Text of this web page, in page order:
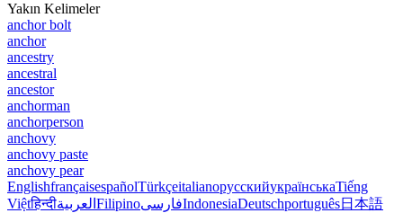
Yakın Kelimeler
anchor bolt
anchor
ancestry
ancestral
ancestor
anchorman
anchorperson
anchovy
anchovy paste
anchovy pear
EnglishfrançaisespañolTürkçeitalianoрусскийукраїнськаTiếng
Việtहिन्दीالعربية FilipinoفارسیIndonesiaDeutschportuguês日本語